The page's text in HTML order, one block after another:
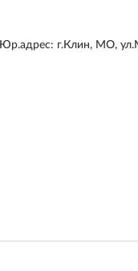
Юр.адрес: г.Клин, МО,